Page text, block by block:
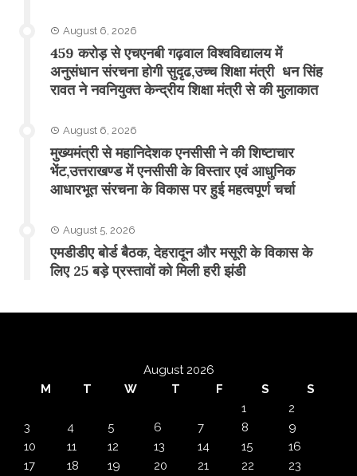
August 6, 2026
459 करोड़ से एचएनबी गढ़वाल विश्वविद्यालय में
अनुसंधान संरचना होगी सुदृढ,उच्च शिक्षा मंत्री धन सिंह
रावत ने नवनियुक्त केन्द्रीय शिक्षा मंत्री से की मुलाकात
August 6, 2026
मुख्यमंत्री से महानिदेशक एनसीसी ने की शिष्टाचार
भेंट,उत्तराखण्ड में एनसीसी के विस्तार एवं आधुनिक
आधारभूत संरचना के विकास पर हुई महत्वपूर्ण चर्चा
August 5, 2026
एमडीडीए बोर्ड बैठक, देहरादून और मसूरी के विकास के
लिए 25 बड़े प्रस्तावों को मिली हरी झंडी
August 2026
M
T W T F S
S
1
2
3
4 5 6 7 8
9
10
11 12 13 14 15
16
17
18 19 20 21 22
23